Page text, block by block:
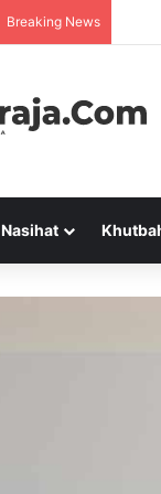
Breaking News
Nasihat